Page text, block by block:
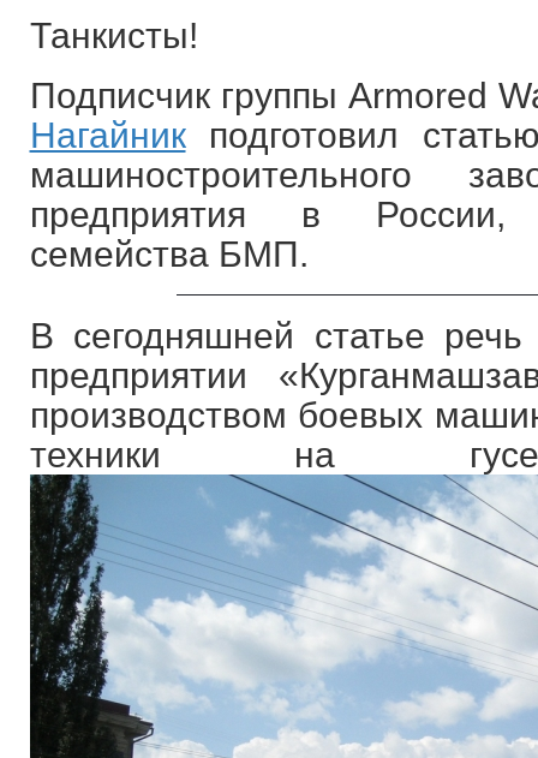
Танкисты!
Подписчик группы Armored
Нагайникподготовил
машиностроительного
предприятия в
семейства БМП.
В сегодняшней статье
предприятии
производством боевых
техники на